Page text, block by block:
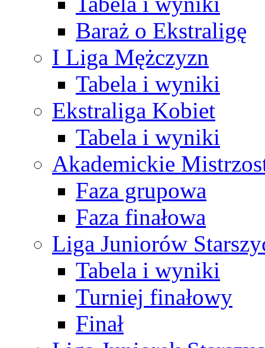
Baraż o Ekstraligę
I Liga Mężczyzn
Tabela i wyniki
Ekstraliga Kobiet
Tabela i wyniki
Akademickie
Faza grupowa
Faza finałowa
Liga Juniorów
Tabela i wyniki
Turniej finałowy
Finał